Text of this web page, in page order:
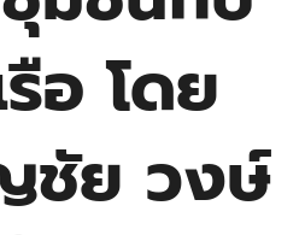
อ โดย
ชัย วงษ์